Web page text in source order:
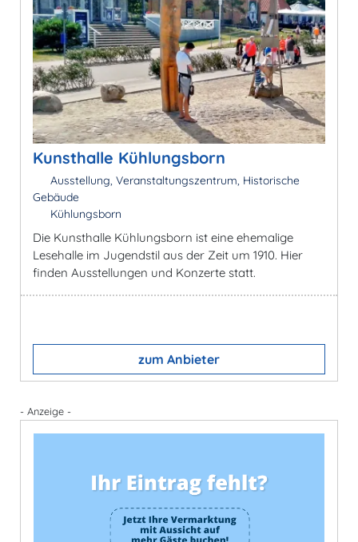
Kunsthalle Kühlungsborn
Ausstellung, Veranstaltungszentrum, Historische
Gebäude
Kühlungsborn
Die Kunsthalle Kühlungsborn ist eine ehemalige
Lesehalle im Jugendstil aus der Zeit um 1910. Hier
finden Ausstellungen und Konzerte statt.
zum Anbieter
- Anzeige -